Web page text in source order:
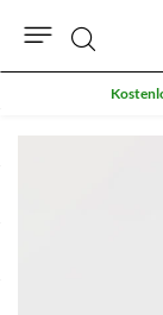
Suche